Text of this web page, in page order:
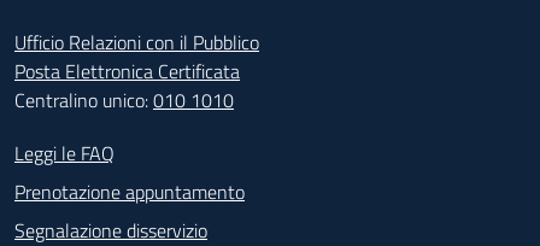
Ufficio Relazioni con il Pubblico
Posta Elettronica Certificata
Centralino unico:010 1010
Footer - Contatti
Leggi le FAQ
Prenotazione appuntamento
Segnalazione disservizio